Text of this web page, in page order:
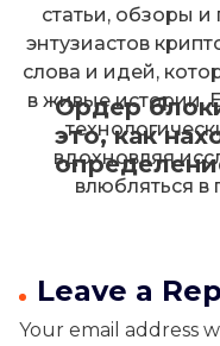
Ордер
это, как
статьи, обзоры
энтузиастов
слова и идей,
в живые истории.
вдохновляя
влюбляться в
Leave a
Your email address